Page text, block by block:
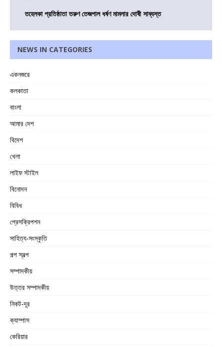
তহেলকা প্রতিষ্ঠাতা তরুণ তেজপাল ধর্ষণ মামলার দোষী সাব্যস্ত
NEWS IN CATEGORIES
একনজরে
কলকাতা
বাংলা
আমার দেশ
বিদেশ
খেলা
লাইফ স্টাইল
বিনোদন
বিবিধ
প্রেসক্রিপশন
সাহিত্য-সংস্কৃতি
গল্প স্বল্প
সম্পাদকীয়
উত্তর সম্পাদকীয়
নিকট-দূর
ক্যাম্পাস
কেরিয়ার